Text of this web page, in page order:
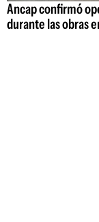
Ancap confirmó
durante las obras